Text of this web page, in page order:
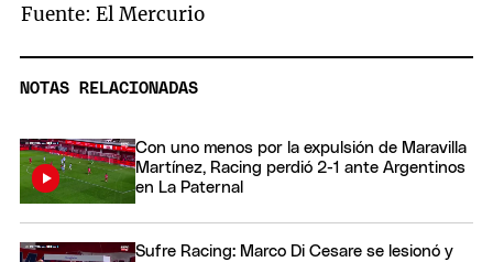
Fuente: El Mercurio
NOTAS RELACIONADAS
Con uno menos por la expulsión de Maravilla
Martínez, Racing perdió 2-1 ante Argentinos
en La Paternal
Sufre Racing: Marco Di Cesare se lesionó y